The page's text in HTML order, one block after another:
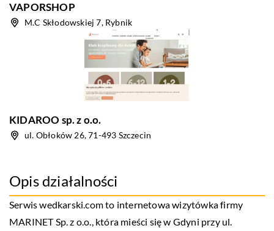
VAPORSHOP
M.C Skłodowskiej 7, Rybnik
KIDAROO sp. z o.o.
ul. Obłoków 26, 71-493 Szczecin
Opis działalności
Serwiswedkarski.com to internetowa wizytówka firmy
MARINET Sp. z o.o., która mieści się w Gdyni przy ul.